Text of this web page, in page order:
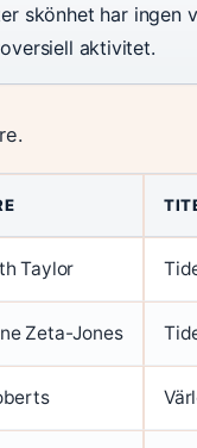
skönhet har ingen
aktivitet.
Taylor
Zeta-Jones